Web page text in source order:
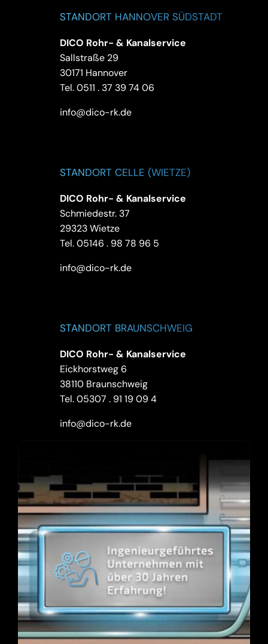
STANDORT HANNOVER SÜDSTADT
DICO Rohr- & Kanalservice
Sallstraße 29
30171 Hannover
Tel.0511 . 37 39 74 06
info@dico-rk.de
STANDORT CELLE (WIETZE)
DICO Rohr- & Kanalservice
Schmiedestr. 37
29323 Wietze
Tel.05146 . 98 78 96 5
info@dico-rk.de
STANDORT BRAUNSCHWEIG
DICO Rohr- & Kanalservice
Eickhorstweg 6
38110 Braunschweig
Tel.05307 . 91 19 09 4
info@dico-rk.de